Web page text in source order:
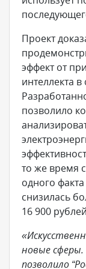
Проект
эффект от
интеллекта
позволило
то же время
одного
снизилась
16 900
новые
позволило